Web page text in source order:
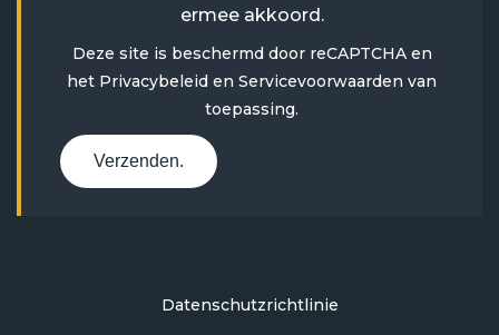
ermee akkoord.
Deze site is beschermd door reCAPTCHA en
het Privacybeleid en Servicevoorwaarden van
toepassing.
Verzenden.
Datenschutzrichtlinie